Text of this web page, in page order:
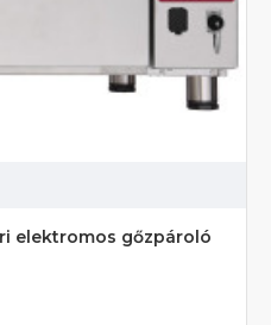
elektromos gőzpároló